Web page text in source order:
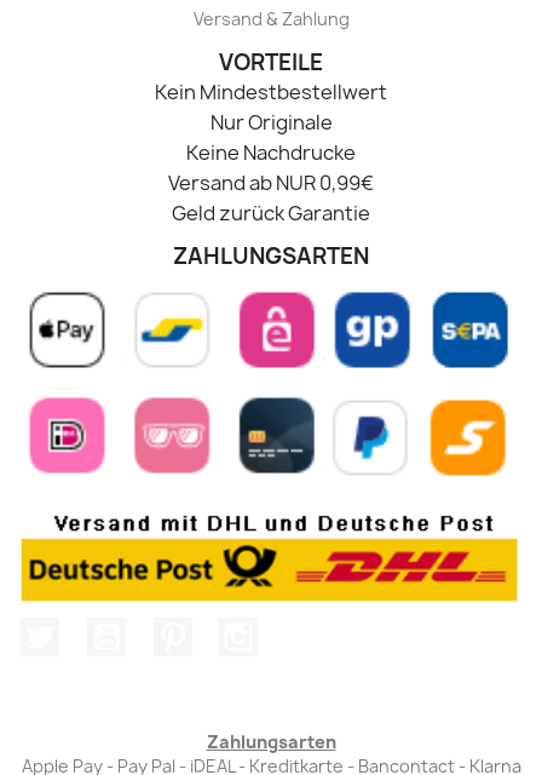
Versand & Zahlung
VORTEILE
Kein Mindestbestellwert
Nur Originale
Keine Nachdrucke
Versand ab NUR 0,99€
Geld zurück Garantie
ZAHLUNGSARTEN
Zahlungsarten
Apple Pay - Pay Pal - iDEAL - Kreditkarte - Bancontact - Klarna